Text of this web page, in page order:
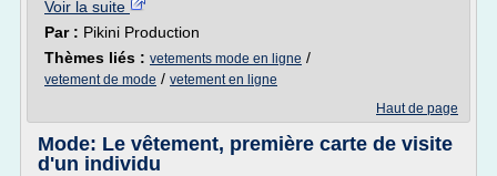
Voir la suite
Par : Pikini Production
Thèmes liés : vetements mode en ligne /
vetement de mode / vetement en ligne
Haut de page
Mode: Le vêtement, première carte de visite
d'un individu